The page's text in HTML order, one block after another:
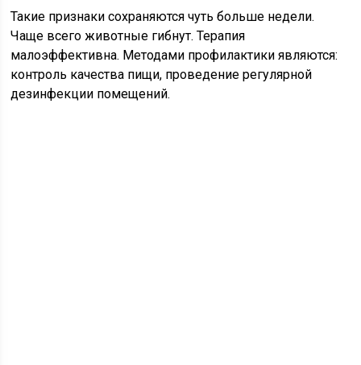
Такие признаки сохраняются чуть больше недели.
Чаще всего животные гибнут. Терапия
малоэффективна. Методами профилактики являются:
контроль качества пищи, проведение регулярной
дезинфекции помещений.